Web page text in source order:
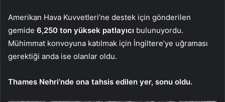
Amerikan Hava Kuvvetleri’ne destek için gönderilen
gemide 6,250 ton yüksek patlayıcı bulunuyordu.
Mühimmat konvoyuna katılmak için İngiltere’ye uğraması
gerektiği anda ise olanlar oldu.
Thames Nehri’nde ona tahsis edilen yer, sonu oldu.